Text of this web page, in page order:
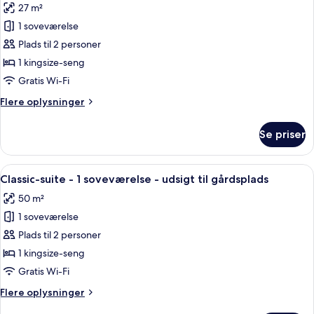
af
Executive-
værelse
-
1
seng
27 m²
1 soveværelse
Plads til 2 personer
1 kingsize-seng
Gratis Wi-Fi
Flere oplysninger
Flere
værelse
1
seng
Se priser
Indlæs
alle
billeder
af
Classic-
suite
-
soveværelse
Et hotelværelse med en stor seng,
8
Classic-suite - 1 soveværelse - udsigt til gårdsplads
50 m²
1 soveværelse
Plads til 2 personer
1 kingsize-seng
Gratis Wi-Fi
Flere oplysninger
Flere